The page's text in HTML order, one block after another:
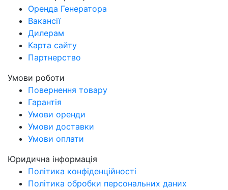
Оренда Генератора
Вакансії
Дилерам
Карта сайту
Партнерство
Умови роботи
Повернення товару
Гарантія
Умови оренди
Умови доставки
Умови оплати
Юридична інформація
Політика конфіденційності
Політика обробки персональних даних